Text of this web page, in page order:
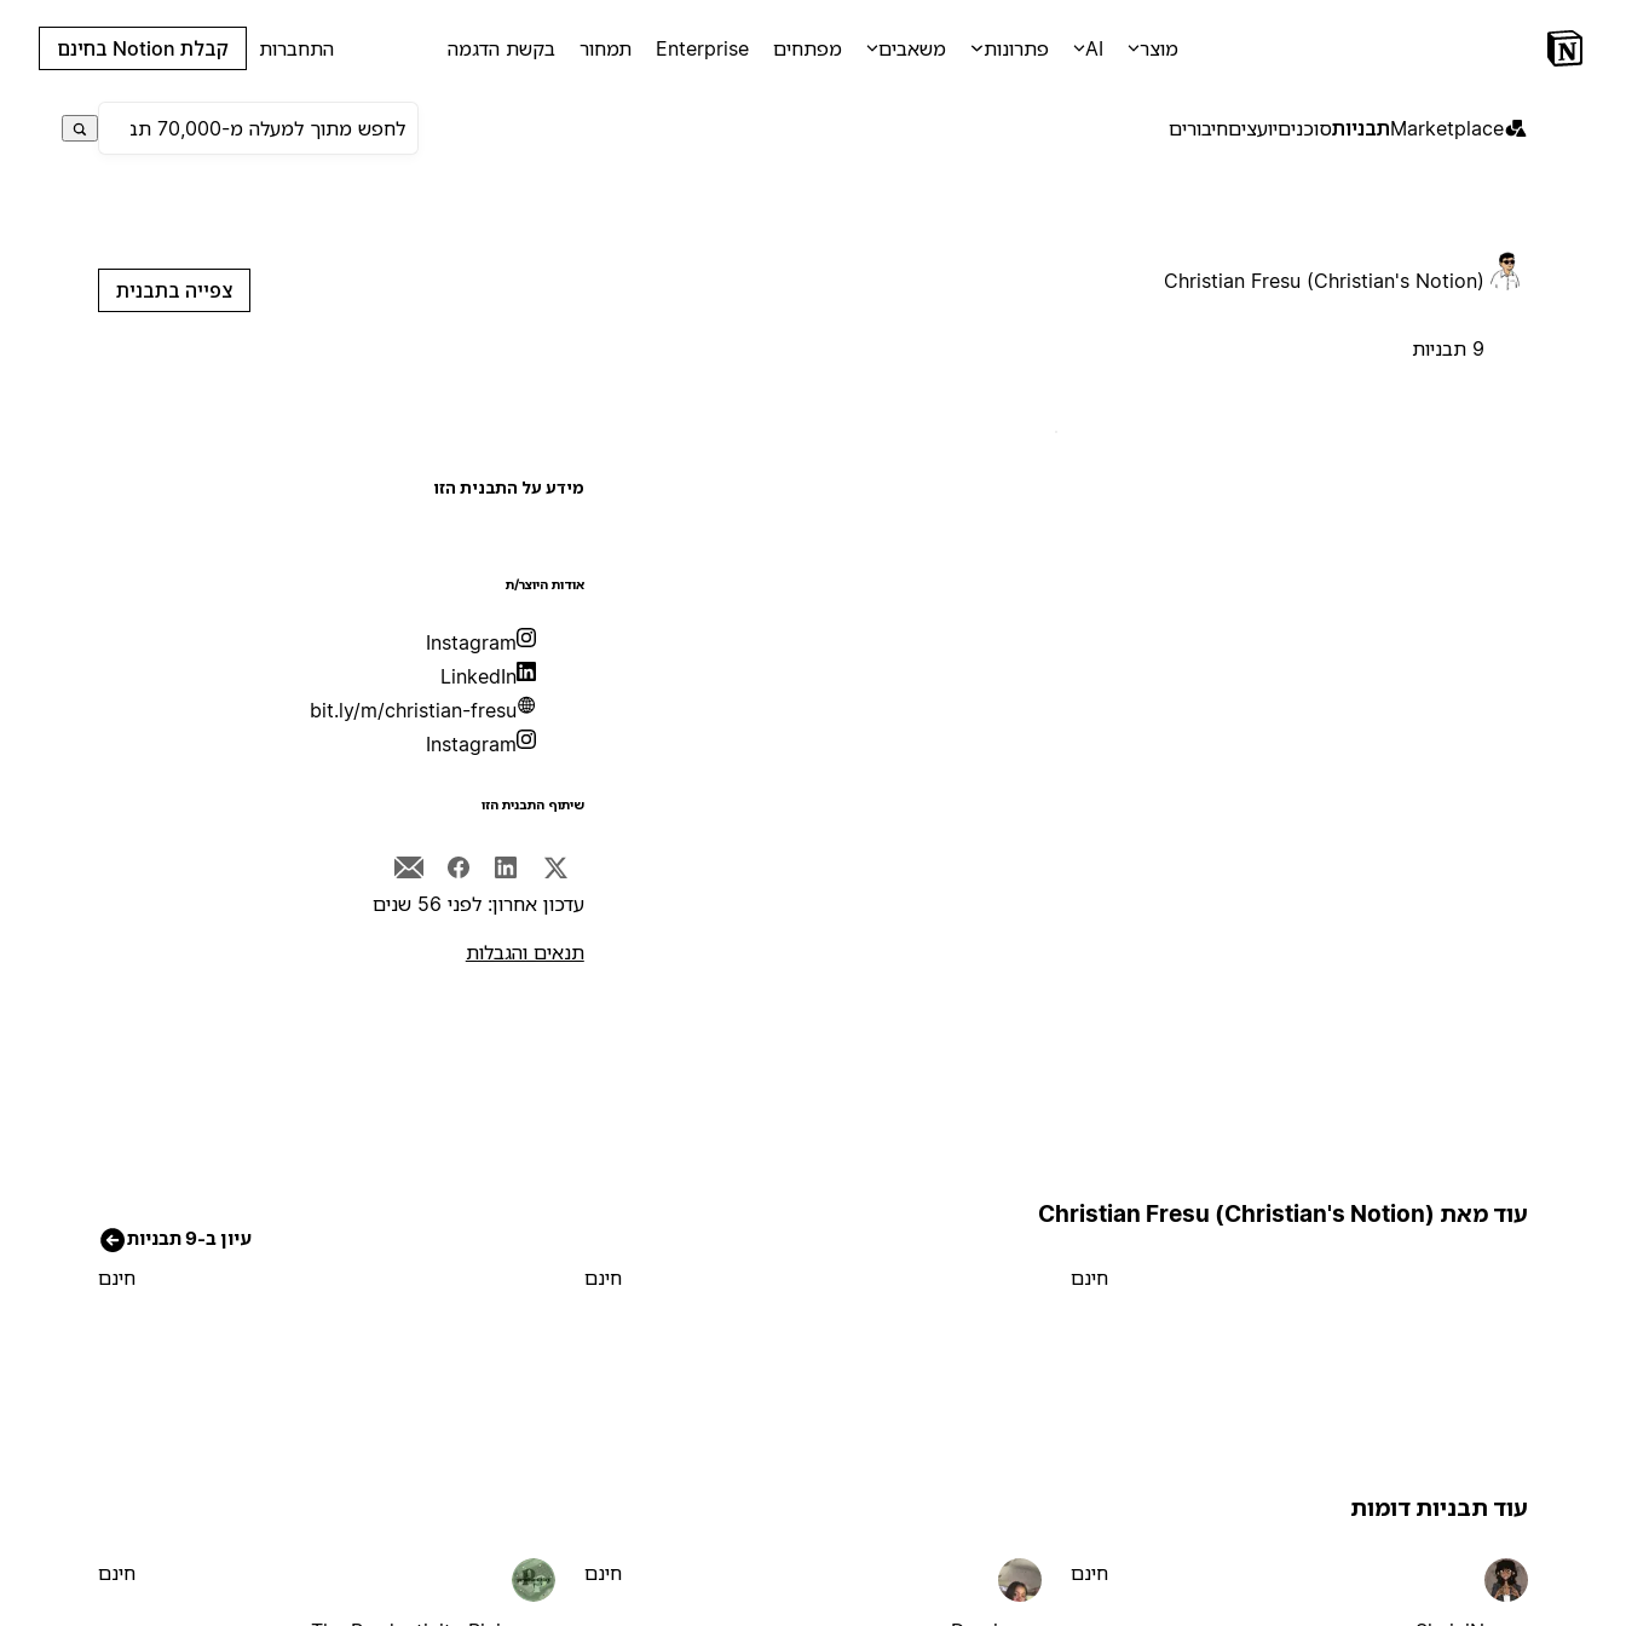
מוצר AI פתרונות משאבים מפתחים Enterprise תמחור בקשת הדגמה התחברות קבלת Notion בחינם
Marketplaceתבניותסוכניםיועציםחיבורים
Christian Fresu (Christian's Notion)
9 תבניות
צפייה בתבנית
מידע על התבנית הזו
אודות היוצר/ת
Instagram
LinkedIn
bit.ly/m/christian-fresu
Instagram
שיתוף התבנית הזו
עדכון אחרון: לפני 56 שנים
תנאים והגבלות
עוד מאת Christian Fresu (Christian's Notion)
עיון ב-9 תבניות
חינם חינם חינם
עוד תבניות דומות
חינם חינם חינם